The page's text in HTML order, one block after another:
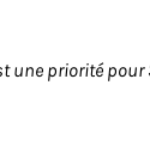
priorité pour